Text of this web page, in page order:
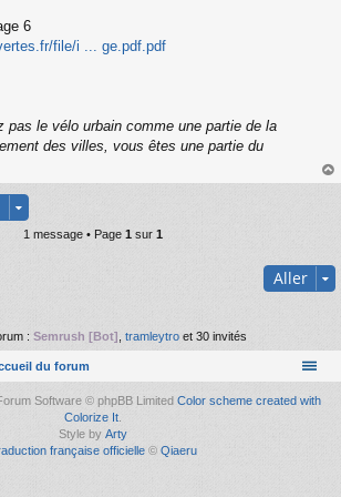
6
file/i ... ge.pdf.pdf
pas le vélo urbain comme une partie de la
des villes, vous êtes une partie du
au
1 message • Page 1 sur 1
Aller
: Semrush [Bot] tramleytro et 30 invités
du forum
Software © phpBB Limited Color scheme created with
Colorize It
Style by Arty
française officielle © Qiaeru